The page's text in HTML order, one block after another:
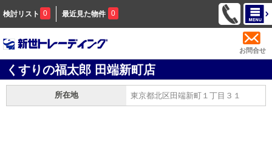
検討リスト 0 最近見た物件 0
お問合せ
くすりの福太郎 田端新町店
所在地 東京都北区田端新町１丁目３１